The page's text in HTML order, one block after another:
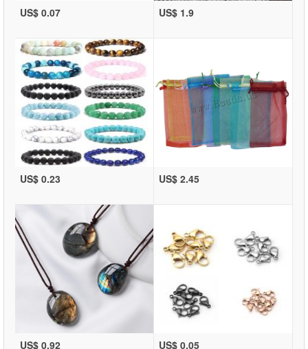
US$ 0.07 US$ 1.9
US$ 0.23 US$ 2.45
US$ 0.92 US$ 0.05